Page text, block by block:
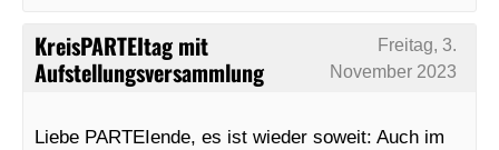
KreisPARTEItag mit
Aufstellungsversammlung
Freitag, 3.
November 2023
Liebe PARTEIende, es ist wieder soweit: Auch im